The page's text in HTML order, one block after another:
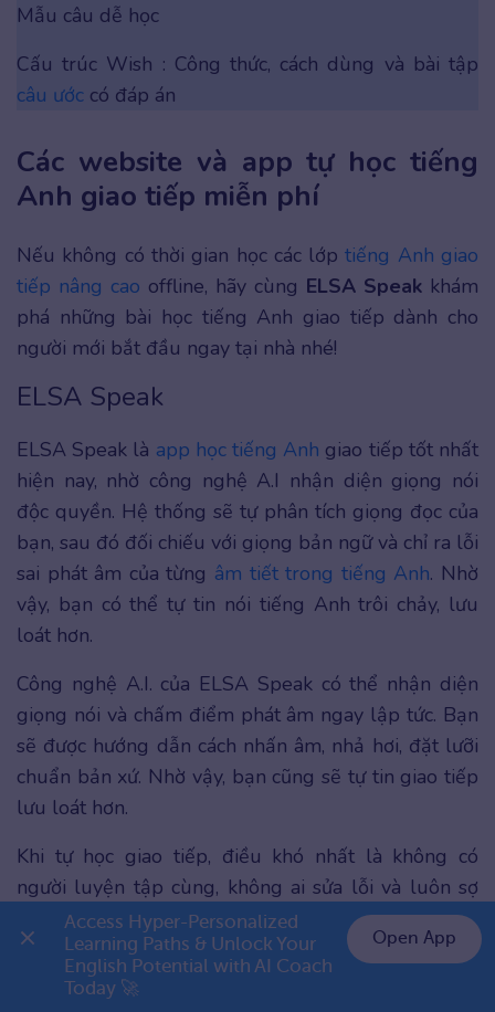
Mẫu câu dễ học
Cấu trúc Wish : Công thức, cách dùng và bài tập
câu ước có đáp án
Các website và app tự học tiếng
Anh giao tiếp miễn phí
Nếu không có thời gian học các lớptiếng Anh giao
tiếp nâng cao offline, hãy cùng ELSA Speak khám
phá những bài học tiếng Anh giao tiếp dành cho
người mới bắt đầu ngay tại nhà nhé!
ELSA Speak
ELSA Speak là app học tiếng Anh giao tiếp tốt nhất
hiện nay, nhờ công nghệ A.I nhận diện giọng nói
độc quyền. Hệ thống sẽ tự phân tích giọng đọc của
bạn, sau đó đối chiếu với giọng bản ngữ và chỉ ra lỗi
sai phát âm của từng âm tiết trong tiếng Anh. Nhờ
vậy, bạn có thể tự tin nói tiếng Anh trôi chảy, lưu
loát hơn.
Công nghệ A.I. của ELSA Speak có thể nhận diện
giọng nói và chấm điểm phát âm ngay lập tức. Bạn
sẽ được hướng dẫn cách nhấn âm, nhả hơi, đặt lưỡi
chuẩn bản xứ. Nhờ vậy, bạn cũng sẽ tự tin giao tiếp
lưu loát hơn.
Khi tự học giao tiếp, điều khó nhất là không có
người luyện tập cùng, không ai sửa lỗi và luôn sợ
mình nói sai. Đã đến lúc bạn cần một người bạn
lắng nghe, đối đáp và giúp bạn nói hay mà chẳng
ngại sai. Học cùng ELSA ngay! 👇
👉 Premium 1 năm chỉ 799K
Access Hyper-Personalized
Learning Paths & Unlock Your
English Potential with AI Coach
Today 🚀
Open App